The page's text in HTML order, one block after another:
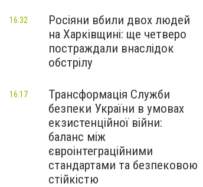
Росіяни вбили двох людей
на Харківщині: ще четверо
постраждали внаслідок
обстрілу
16:32
Трансформація Служби
безпеки України в умовах
екзистенційної війни:
баланс між
євроінтеграційними
стандартами та безпековою
стійкістю
16:17